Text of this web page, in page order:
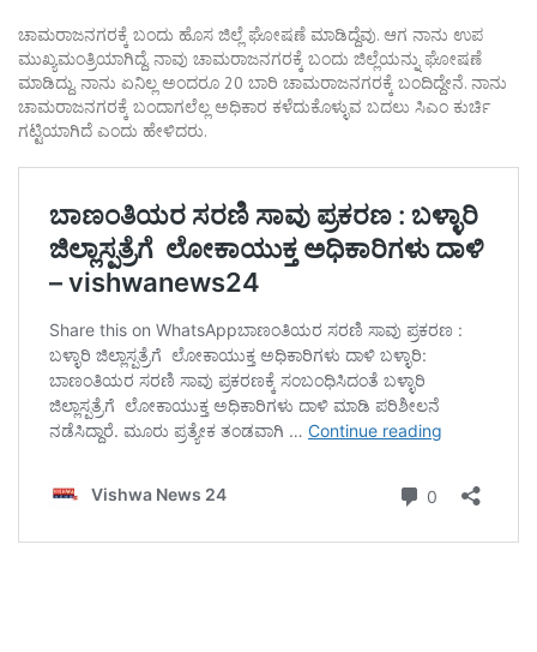
ಚಾಮರಾಜನಗರಕ್ಕೆ ಬಂದು ಹೊಸ ಜಿಲ್ಲೆ ಘೋಷಣೆ ಮಾಡಿದ್ದೆವು. ಆಗ ನಾನು ಉಪ
ಮುಖ್ಯಮಂತ್ರಿಯಾಗಿದ್ದೆ. ನಾವು ಚಾಮರಾಜನಗರಕ್ಕೆ ಬಂದು ಜಿಲ್ಲೆಯನ್ನು ಘೋಷಣೆ
ಮಾಡಿದ್ದು. ನಾನು ಏನಿಲ್ಲ ಅಂದರೂ 20 ಬಾರಿ ಚಾಮರಾಜನಗರಕ್ಕೆ ಬಂದಿದ್ದೇನೆ. ನಾನು
ಚಾಮರಾಜನಗರಕ್ಕೆ ಬಂದಾಗಲೆಲ್ಲ ಅಧಿಕಾರ ಕಳೆದುಕೊಳ್ಳುವ ಬದಲು ಸಿಎಂ ಕುರ್ಚಿ
ಗಟ್ಟಿಯಾಗಿದೆ ಎಂದು ಹೇಳಿದರು.